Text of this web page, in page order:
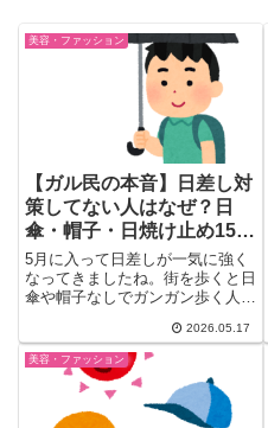
美容・ファッション
【ガル民の本音】日差し対
策してない人はなぜ？日
傘・帽子・日焼け止め15選
｜シミ・熱中症・紫外線ガ
ードの本音まとめ
5月に入って日差しが一気に強く
なってきましたね。街を歩くと日
傘や帽子なしでガンガン歩く人を
2026.05.17
美容・ファッション